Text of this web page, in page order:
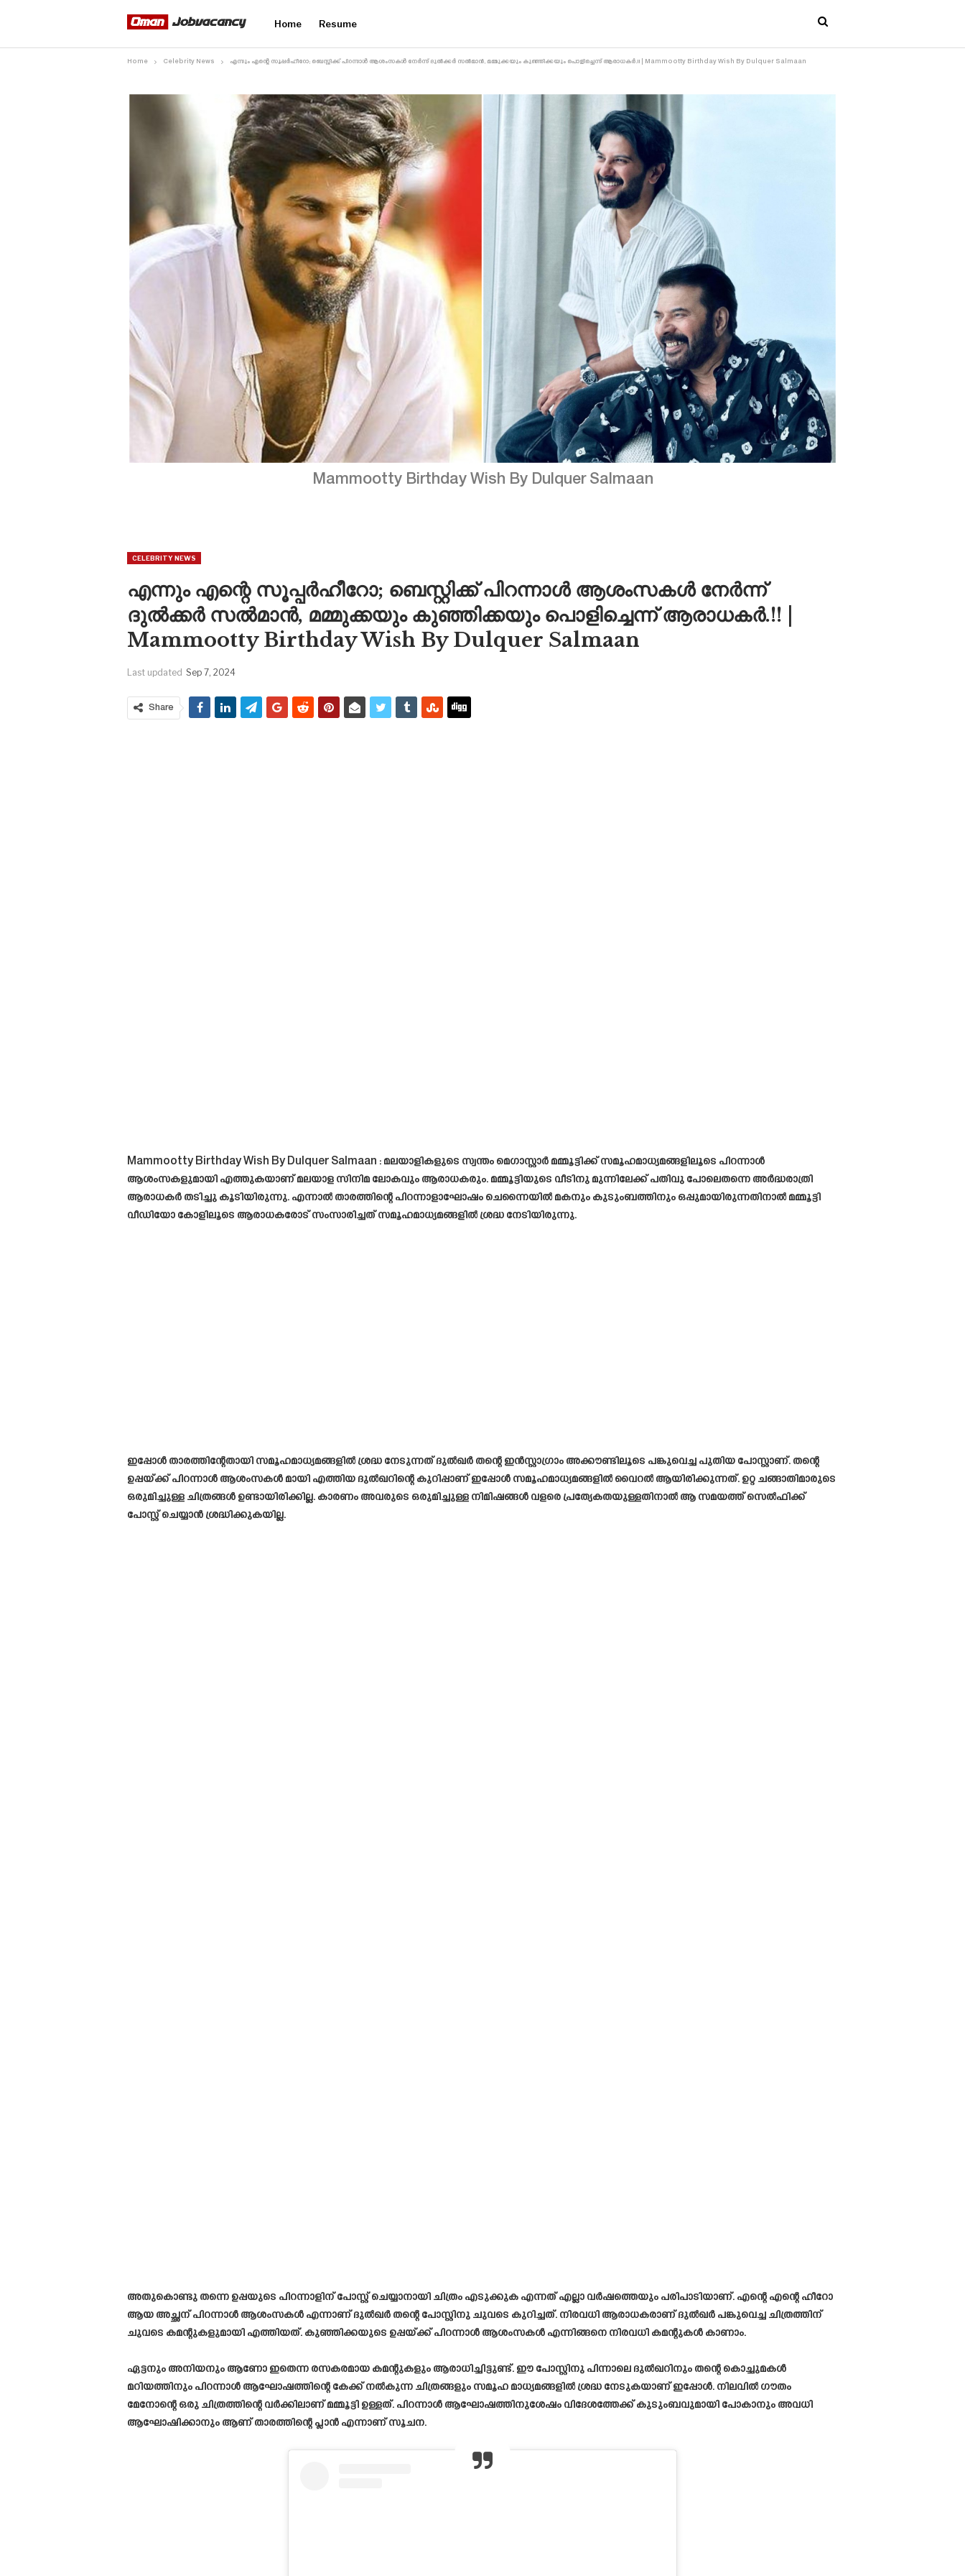
Home Resume
Home Celebrity News എന്നും എന്റെ സൂപ്പർഹീറോ; ബെസ്റ്റിക്ക് പിറന്നാൾ ആശംസകൾ നേർന്ന് ദുൽക്കർ സൽമാൻ, മമ്മുക്കയും കുഞ്ഞിക്കയും പൊളിച്ചെന്ന് ആരാധകർ.!! | Mammootty Birthday Wish By Dulquer Salmaan
Mammootty Birthday Wish By Dulquer Salmaan
CELEBRITY NEWS
എന്നും എന്റെ സൂപ്പർഹീറോ; ബെസ്റ്റിക്ക് പിറന്നാൾ ആശംസകൾ നേർന്ന്
ദുൽക്കർ സൽമാൻ, മമ്മുക്കയും കുഞ്ഞിക്കയും പൊളിച്ചെന്ന് ആരാധകർ.!! |
Mammootty Birthday Wish By Dulquer Salmaan
Last updated Sep 7, 2024
Share
Mammootty Birthday Wish By Dulquer Salmaan : മലയാളികളുടെ സ്വന്തം മെഗാസ്റ്റാർ മമ്മൂട്ടിക്ക് സമൂഹമാധ്യമങ്ങളിലൂടെ പിറന്നാൾ
ആശംസകളുമായി എത്തുകയാണ് മലയാള സിനിമ ലോകവും ആരാധകരും. മമ്മൂട്ടിയുടെ വീടിനു മുന്നിലേക്ക് പതിവു പോലെതന്നെ അർദ്ധരാത്രി
ആരാധകർ തടിച്ചു കൂടിയിരുന്നു. എന്നാൽ താരത്തിന്റെ പിറന്നാളാഘോഷം ചെന്നൈയിൽ മകനും കുടുംബത്തിനും ഒപ്പുമായിരുന്നതിനാൽ മമ്മൂട്ടി
വീഡിയോ കോളിലൂടെ ആരാധകരോട് സംസാരിച്ചത് സമൂഹമാധ്യമങ്ങളിൽ ശ്രദ്ധ നേടിയിരുന്നു.
ഇപ്പോൾ താരത്തിന്റേതായി സമൂഹമാധ്യമങ്ങളിൽ ശ്രദ്ധ നേടുന്നത് ദുൽഖർ തന്റെ ഇൻസ്റ്റാഗ്രാം അക്കൗണ്ടിലൂടെ പങ്കുവെച്ച പുതിയ പോസ്റ്റാണ്. തന്റെ
ഉപ്പയ്ക്ക് പിറന്നാൾ ആശംസകൾ മായി എത്തിയ ദുൽഖറിന്റെ കുറിപ്പാണ് ഇപ്പോൾ സമൂഹമാധ്യമങ്ങളിൽ വൈറൽ ആയിരിക്കുന്നത്. ഉറ്റ ചങ്ങാതിമാരുടെ
ഒരുമിച്ചുള്ള ചിത്രങ്ങൾ ഉണ്ടായിരിക്കില്ല. കാരണം അവരുടെ ഒരുമിച്ചുള്ള നിമിഷങ്ങൾ വളരെ പ്രത്യേകതയുള്ളതിനാൽ ആ സമയത്ത് സെൽഫിക്ക്
പോസ്റ്റ് ചെയ്യാൻ ശ്രദ്ധിക്കുകയില്ല.
അതുകൊണ്ടു തന്നെ ഉപ്പയുടെ പിറന്നാളിന് പോസ്റ്റ് ചെയ്യാനായി ചിത്രം എടുക്കുക എന്നത് എല്ലാ വർഷത്തെയും പരിപാടിയാണ്. എന്റെ എന്റെ ഹീറോ
ആയ അച്ഛന് പിറന്നാൾ ആശംസകൾ എന്നാണ് ദുൽഖർ തന്റെ പോസ്റ്റിനു ചുവടെ കുറിച്ചത്. നിരവധി ആരാധകരാണ് ദുൽഖർ പങ്കുവെച്ച ചിത്രത്തിന്
ചുവടെ കമന്റുകളുമായി എത്തിയത്. കുഞ്ഞിക്കയുടെ ഉപ്പയ്ക്ക് പിറന്നാൾ ആശംസകൾ എന്നിങ്ങനെ നിരവധി കമന്റുകൾ കാണാം.
ഏട്ടനും അനിയനും ആണോ ഇതെന്ന രസകരമായ കമന്റുകളും ആരാധിച്ചിട്ടുണ്ട്. ഈ പോസ്റ്റിനു പിന്നാലെ ദുൽഖറിനും തന്റെ കൊച്ചുമകൾ
മറിയത്തിനും പിറന്നാൾ ആഘോഷത്തിന്റെ കേക്ക് നൽകുന്ന ചിത്രങ്ങളും സമൂഹ മാധ്യമങ്ങളിൽ ശ്രദ്ധ നേടുകയാണ് ഇപ്പോൾ. നിലവിൽ ഗൗതം
മേനോന്റെ ഒരു ചിത്രത്തിന്റെ വർക്കിലാണ് മമ്മൂട്ടി ഉള്ളത്. പിറന്നാൾ ആഘോഷത്തിനുശേഷം വിദേശത്തേക്ക് കുടുംബവുമായി പോകാനും അവധി
ആഘോഷിക്കാനും ആണ് താരത്തിന്റെ പ്ലാൻ എന്നാണ് സൂചന.